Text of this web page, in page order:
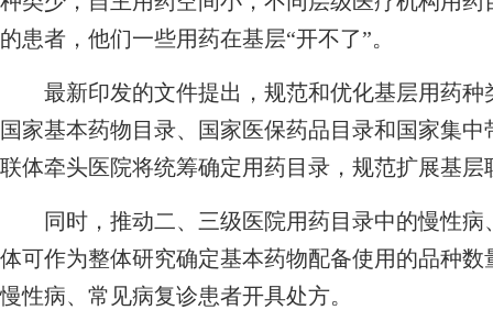
的患者，他们一些用药在基层“开不了”。
最新印发的文件提出，规范和优化基层用药种
国家基本药物目录、国家医保药品目录和国家集
联体牵头医院将统筹确定用药目录，规范扩展基层
同时，推动二、三级医院用药目录中的慢性病
体可作为整体研究确定基本药物配备使用的品种
慢性病、常见病复诊患者开具处方。